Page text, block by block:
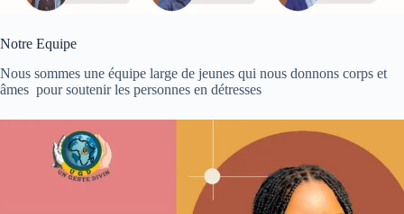
Notre Equipe
Nous sommes une équipe large de jeunes qui nous donnons corps et
âmes pour soutenir les personnes en détresses